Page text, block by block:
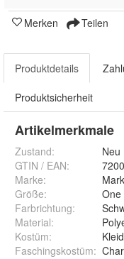
Merken Teilen
Produktdetails
Produktsicherheit
Artikelmerkmale
Zustand:
Neu
GTIN / EAN:
Marke:
Größe:
One
Farbrichtung:
Material:
Kostüm:
Kleid
Faschingskostüm: